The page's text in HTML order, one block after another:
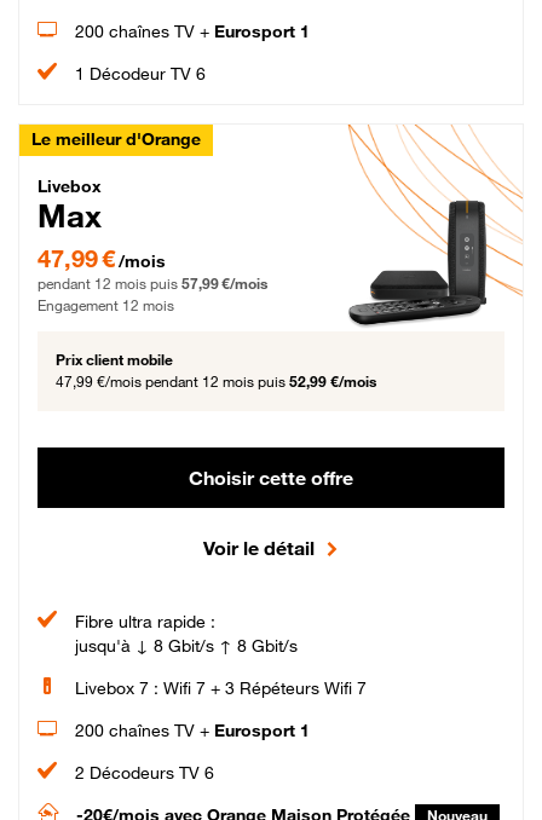
200 chaînes TV + Eurosport 1
1 Décodeur TV 6
Le meilleur d'Orange
Livebox Max Fibre
Livebox
Max
47,99 € par mois pendant 12 mois puis 57,99 € par mois, Engagement 12 mois
47,99 €/mois
pendant 12 mois puis 57,99 €/mois
Engagement 12 mois
Prix client mobile
47,99 €/mois pendant 12 mois puis 52,99 €/mois
Choisir cette offre
Voir le détail
Fibre ultra rapide :
jusqu'à ↓ 8 Gbit/s ↑ 8 Gbit/s
Livebox 7 : Wifi 7 + 3 Répéteurs Wifi 7
200 chaînes TV + Eurosport 1
2 Décodeurs TV 6
-20€/mois avec Orange Maison Protégée Nouveau